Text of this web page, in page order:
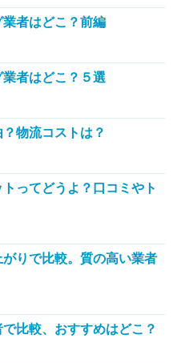
者はどこ？前編
者はどこ？５選
物流コストは？
ってどうよ？口コミやト
りで比較。質の高い業者
比較、おすすめはどこ？